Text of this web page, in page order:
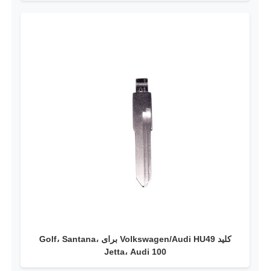
کلید Volkswagen/Audi HU49 برای Golf، Santana،
Jetta، Audi 100